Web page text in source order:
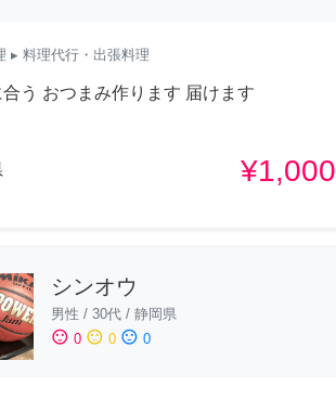
▸ 料理代行・出張料理
う おつまみ作ります 届けます
¥1,000
シンオウ
男性 / 30代/ 静岡県
sentiment_satisfied 0 sentiment_neutral 0 sentiment_dissatisfied 0